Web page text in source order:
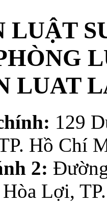
LUẬT
LUAT
129
Hồ Chí
2:
Lợi,